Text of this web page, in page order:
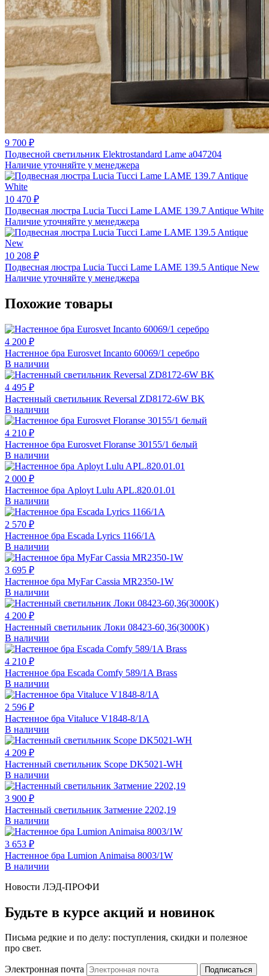
9 700 ₽
Подвесной светильник Elektrostandard Lame a047204
Наличие уточняйте у менеджера
10 470 ₽
Подвесная люстра Lucia Tucci Lame LAME 139.7 Antique White
Наличие уточняйте у менеджера
10 208 ₽
Подвесная люстра Lucia Tucci Lame LAME 139.5 Antique New
Наличие уточняйте у менеджера
Похожие товары
4 200 ₽
Настенное бра Eurosvet Incanto 60069/1 серебро
В наличии
4 495 ₽
Настенный светильник Reversal ZD8172-6W BK
В наличии
4 210 ₽
Настенное бра Eurosvet Floranse 30155/1 белый
В наличии
2 000 ₽
Настенное бра Aployt Lulu APL.820.01.01
В наличии
2 570 ₽
Настенное бра Escada Lyrics 1166/1A
В наличии
3 695 ₽
Настенное бра MyFar Cassia MR2350-1W
В наличии
4 200 ₽
Настенный светильник Локи 08423-60,36(3000K)
В наличии
4 210 ₽
Настенное бра Escada Comfy 589/1A Brass
В наличии
2 596 ₽
Настенное бра Vitaluce V1848-8/1A
В наличии
4 209 ₽
Настенный светильник Scope DK5021-WH
В наличии
3 900 ₽
Настенный светильник Затмение 2202,19
В наличии
3 653 ₽
Настенное бра Lumion Animaisa 8003/1W
В наличии
Новости ЛЭД-ПРОФИ
Будьте в курсе акций и новинок
Письма редкие и по делу: поступления, скидки и полезное
про свет.
Электронная почта Подписаться